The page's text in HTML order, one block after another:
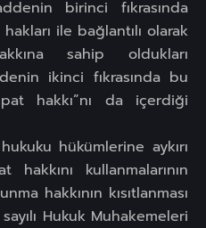
birinci fıkrasında
ile bağlantılı olarak
sahip oldukları
ikinci fıkrasında bu
hakkı”nı da içerdiği
hükümlerine aykırı
kullanmalarının
hakkının kısıtlanması
Hukuk Muhakemeleri